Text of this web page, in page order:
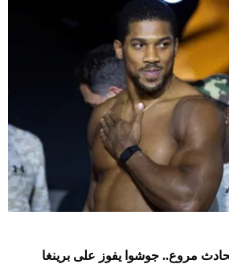
لحادث مروع.. جوشوا يفوز على برينغا